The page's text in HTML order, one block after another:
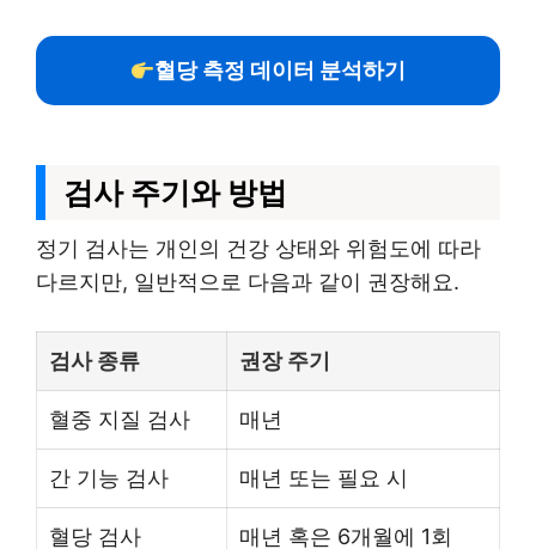
혈당 측정 데이터 분석하기
검사 주기와 방법
정기 검사는 개인의 건강 상태와 위험도에 따라
다르지만, 일반적으로 다음과 같이 권장해요.
검사 종류 권장 주기
혈중 지질 검사 매년
간 기능 검사 매년 또는 필요 시
혈당 검사 매년 혹은 6개월에 1회